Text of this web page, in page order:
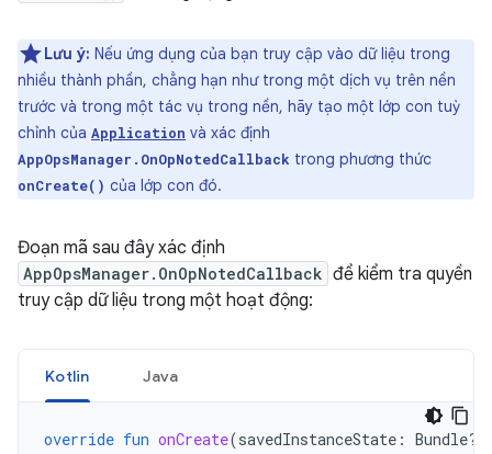
Lưu ý: Nếu ứng dụng của bạn truy cập vào dữ liệu trong
nhiều thành phần, chẳng hạn như trong một dịch vụ trên nền
trước và trong một tác vụ trong nền, hãy tạo một lớp con tuỳ
chỉnh của Application và xác định
AppOpsManager.OnOpNotedCallback trong phương thức
onCreate() của lớp con đó.
Đoạn mã sau đây xác định
AppOpsManager.OnOpNotedCallback để kiểm tra quyền
truy cập dữ liệu trong một hoạt động:
Kotlin Java
override fun onCreate(savedInstanceState : Bundle?)